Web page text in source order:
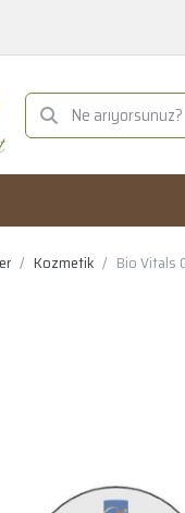
Kozmetik Bio Vitals